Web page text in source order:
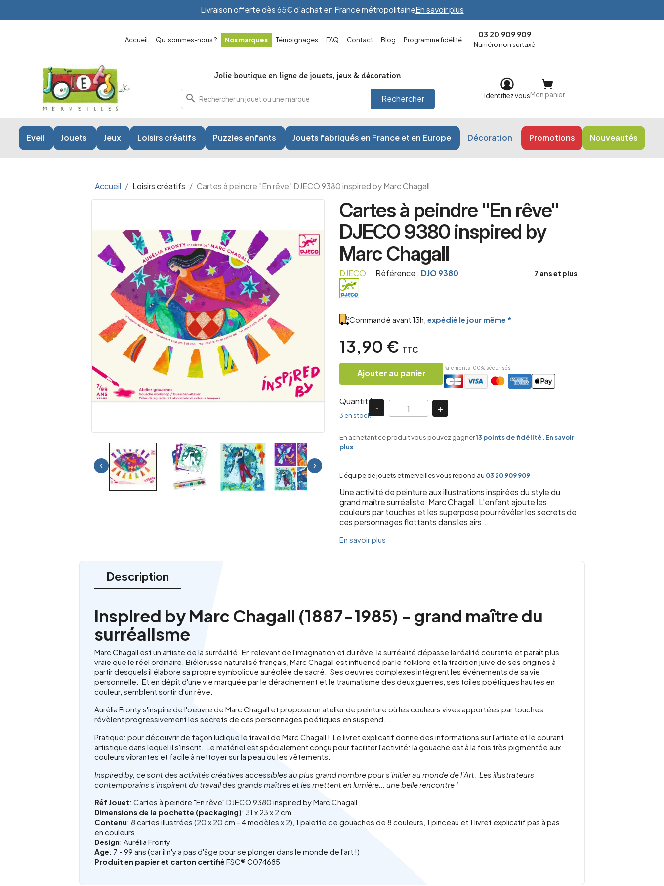
Livraison offerte dès 65€ d'achat en France métropolitaineEn savoir plus
Accueil Qui sommes-nous ? Nos marques Témoignages FAQ Contact Blog Programme fidélité
03 20 909 909
Numéro non surtaxé
search Rechercher Identifiez vousMon panier
Eveil Jouets Jeux Loisirs créatifs Puzzles enfants Jouets fabriqués en France et en Europe Décoration Promotions Nouveautés
Accueil Loisirs créatifs Cartes à peindre "En rêve" DJECO 9380 inspired by Marc Chagall
‹ ›
Cartes à peindre "En rêve"
DJECO 9380 inspired by
Marc Chagall
DJECO Référence : DJO 9380 7 ans et plus
Commandé avant 13h, expédié le jour même *
13,90 € TTC
Ajouter au panier Paiements 100% sécurisés
Quantité
3 en stock
En achetant ce produit vous pouvez gagner13 points de fidélité En savoir
plus
L'équipe de jouets et merveilles vous répond au 03 20 909 909
Une activité de peinture aux illustrations inspirées du style du
grand maître surréaliste, Marc Chagall. L'enfant ajoute les
couleurs par touches et les superpose pour révéler les secrets de
ces personnages flottants dans les airs...
En savoir plus
Description
Inspired by Marc Chagall (1887-1985) - grand maître du
surréalisme
Marc Chagall est un artiste de la surréalité. En relevant de l'imagination et du rêve, la surréalité dépasse la réalité courante et paraît plus
vraie que le réel ordinaire. Biélorusse naturalisé français, Marc Chagall est influencé par le folklore et la tradition juive de ses origines à
partir desquels il élabore sa propre symbolique auréolée de sacré. Ses oeuvres complexes intègrent les événements de sa vie
personnelle. Et en dépit d'une vie marquée par le déracinement et le traumatisme des deux guerres, ses toiles poétiques hautes en
couleur, semblent sortir d'un rêve.
Aurélia Fronty s'inspire de l'oeuvre de Marc Chagall et propose un atelier de peinture où les couleurs vives apportées par touches
révèlent progressivement les secrets de ces personnages poétiques en suspend...
Pratique: pour découvrir de façon ludique le travail de Marc Chagall ! Le livret explicatif donne des informations sur l'artiste et le courant
artistique dans lequel il s'inscrit. Le matériel est spécialement conçu pour faciliter l'activité: la gouache est à la fois très pigmentée aux
couleurs vibrantes et facile à nettoyer sur la peau ou les vêtements.
Inspired by, ce sont des activités créatives accessibles au plus grand nombre pour s'initier au monde de l'Art. Les illustrateurs
contemporains s'inspirent du travail des grands maîtres et les mettent en lumière... une belle rencontre !
Réf Jouet: Cartes à peindre "En rêve" DJECO 9380 inspired by Marc Chagall
Dimensions de la pochette (packaging): 31 x 23 x 2 cm
Contenu: 8 cartes illustrées (20 x 20 cm - 4 modèles x 2), 1 palette de gouaches de 8 couleurs, 1 pinceau et 1 livret explicatif pas à pas
en couleurs
Design: Aurélia Fronty
Age: 7 - 99 ans (car il n'y a pas d'âge pour se plonger dans le monde de l'art !)
Produit en papier et carton certifié FSC® C074685